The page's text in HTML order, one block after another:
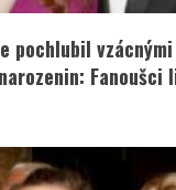
pochlubil